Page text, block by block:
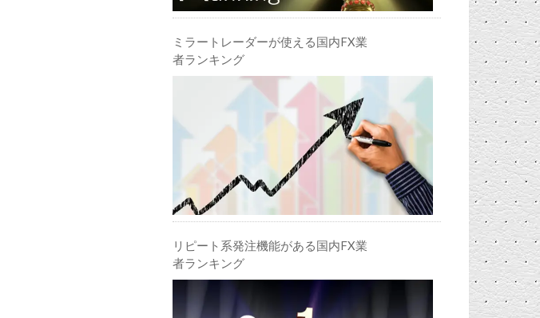
ミラートレーダーが使える国内FX業
者ランキング
リピート系発注機能がある国内FX業
者ランキング